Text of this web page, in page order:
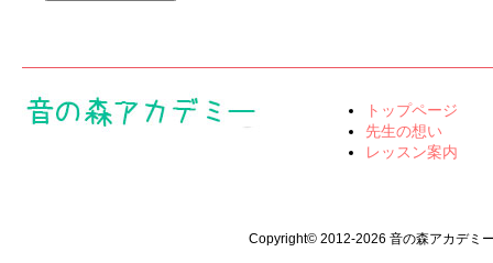
トップページ
先生の想い
レッスン案内
Copyright© 2012-2026 音の森アカデミ